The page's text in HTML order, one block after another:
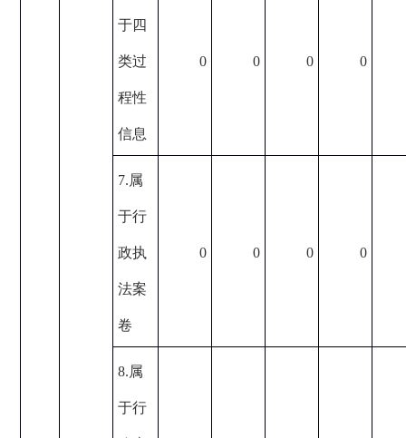
于四
类过
程性
信息
0 0 0 0
7.属
于行
政执
法案
卷
0 0 0 0
8.属
于行